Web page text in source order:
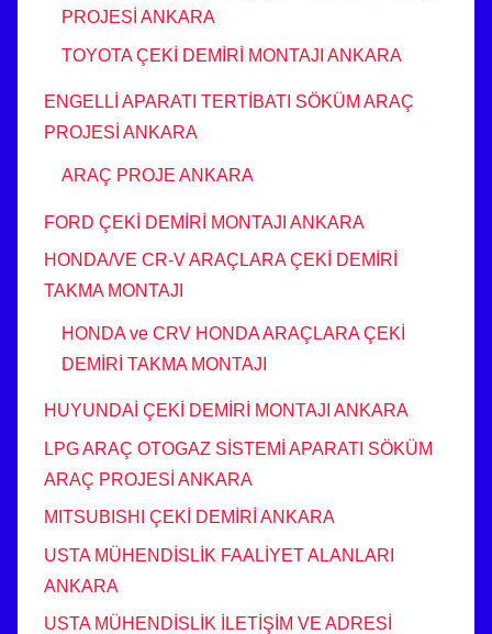
PROJESİ ANKARA
TOYOTA ÇEKİ DEMİRİ MONTAJI ANKARA
ENGELLİ APARATI TERTİBATI SÖKÜM ARAÇ
PROJESİ ANKARA
ARAÇ PROJE ANKARA
FORD ÇEKİ DEMİRİ MONTAJI ANKARA
HONDA/VE CR-V ARAÇLARA ÇEKİ DEMİRİ
TAKMA MONTAJI
HONDA ve CRV HONDA ARAÇLARA ÇEKİ
DEMİRİ TAKMA MONTAJI
HUYUNDAİ ÇEKİ DEMİRİ MONTAJI ANKARA
LPG ARAÇ OTOGAZ SİSTEMİ APARATI SÖKÜM
ARAÇ PROJESİ ANKARA
MITSUBISHI ÇEKİ DEMİRİ ANKARA
USTA MÜHENDİSLİK FAALİYET ALANLARI
ANKARA
USTA MÜHENDİSLİK İLETİŞİM VE ADRESİ